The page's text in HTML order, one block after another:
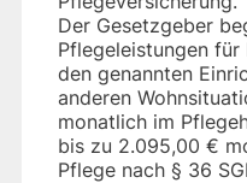
Der Gesetzgeber
Pflegeleistungen
den genannten
anderen
monatlich im
bis zu 2.095,00 €
Pflege nach § 36